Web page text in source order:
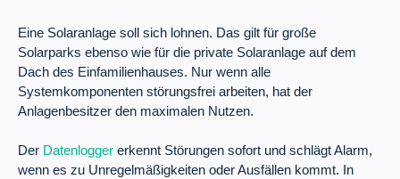
Eine Solaranlage soll sich lohnen. Das gilt für große
Solarparks ebenso wie für die private Solaranlage auf dem
Dach des Einfamilienhauses. Nur wenn alle
Systemkomponenten störungsfrei arbeiten, hat der
Anlagenbesitzer den maximalen Nutzen.
Der Datenlogger erkennt Störungen sofort und schlägt Alarm,
wenn es zu Unregelmäßigkeiten oder Ausfällen kommt. In